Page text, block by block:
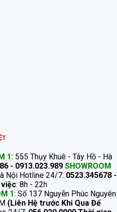
1: 555 Thụy Khuê - Tây Hồ - Hà
- 0913.023.989 SHOWROOM
Nội Hotline 24/7: 0523.345678 -
: 8h - 22h
1: Số 137 Nguyễn Phúc Nguyên
(Liên Hệ trước Khi Qua Để